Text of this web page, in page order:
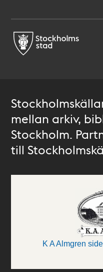
mellan arkiv,
Stockholm.
till
K A Almgren